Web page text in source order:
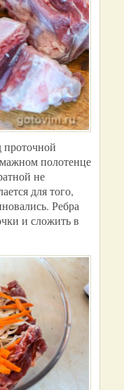
полотенце
не
для того,
Ребра
и сложить в